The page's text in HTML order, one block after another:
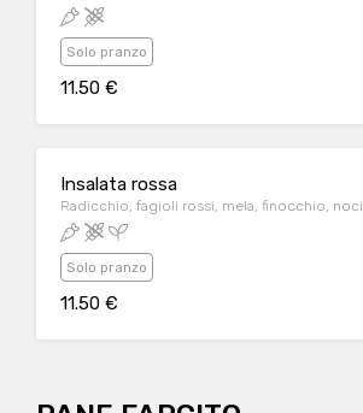
Solo pranzo
11.50 €
Insalata rossa
Radicchio, fagioli rossi, mela, finocchio, noci
Solo pranzo
11.50 €